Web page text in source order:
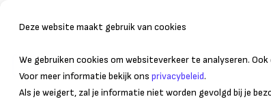
Deze website maakt gebruik van cookies
We gebruiken cookies om websiteverkeer te analyseren.
Voor meer informatie bekijk ons privacybeleid.
Als je weigert, zal je informatie niet worden gevolgd bij je
Bedrijfsvoering